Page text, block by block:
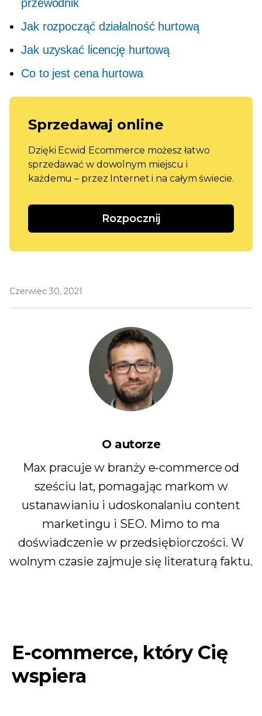
przewodnik
Jak rozpocząć działalność hurtową
Jak uzyskać licencję hurtową
Co to jest cena hurtowa
Sprzedawaj online
Dzięki Ecwid Ecommerce możesz łatwo
sprzedawać w dowolnym miejscu i
każdemu – przez Internet i na całym świecie.
Rozpocznij
Czerwiec 30, 2021
O autorze
Max pracuje w branży e-commerce od
sześciu lat, pomagając markom w
ustanawianiu i udoskonalaniu content
marketingu i SEO. Mimo to ma
doświadczenie w przedsiębiorczości. W
wolnym czasie zajmuje się literaturą faktu.
E-commerce, który Cię
wspiera